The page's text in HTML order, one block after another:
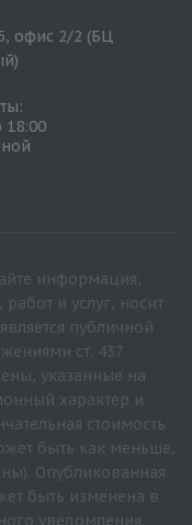
офис 2/2 (БЦ
18:00
информация,
и услуг, носит
публичной
ст. 437
указанные на
характер и
стоимость
быть как меньше,
Опубликованная
быть изменена в
уведомления.